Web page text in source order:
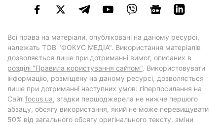
Всі права на матеріали, опубліковані на даному ресурсі,
належать ТОВ "ФОКУС МЕДІА". Використання матеріалів
дозволяється лише при дотриманні вимог, описаних в
розділі "Правила користування сайтом". Використовувати
інформацію, розміщену на даному ресурсі, дозволяється
лише при дотриманні наступних умов: гіперпосилання на
Cайт focus.ua, згадки першоджерела не нижче першого
абзацу, обсягу використання, який не може перевищувати
50% від загального обсягу оригінального тексту, зміни